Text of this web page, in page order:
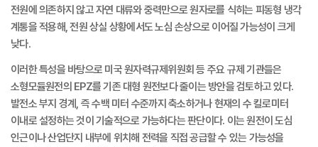
전원에 의존하지 않고 자연 대류와 중력만으로 원자로를 식히는 피동형 냉각
계통을 적용해, 전원 상실 상황에서도 노심 손상으로 이어질 가능성이 크게
낮다.
이러한 특성을 바탕으로 미국 원자력규제위원회 등 주요 규제 기관들은
소형모듈원전의 EPZ를 기존 대형 원전보다 줄이는 방안을 검토하고 있다.
발전소 부지 경계, 즉 수백 미터 수준까지 축소하거나 현재의 수 킬로미터
이내로 설정하는 것이 기술적으로 가능하다는 판단이다. 이는 원전이 도심
인근이나 산업단지 내부에 위치해 전력을 직접 공급할 수 있는 가능성을